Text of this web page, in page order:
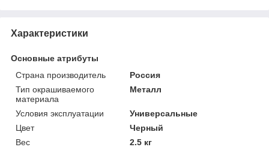
Характеристики
Основные атрибуты
Страна производитель
Россия
Тип окрашиваемого
материала
Металл
Условия эксплуатации
Универсальные
Цвет
Черный
Вес
2.5 кг